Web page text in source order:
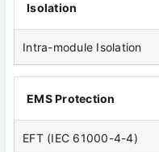
Isolation
Intra-module Isolation
EMS Protection
EFT (IEC 61000-4-4)